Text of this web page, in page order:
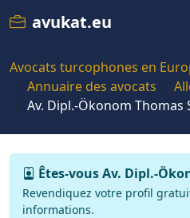
avukat.eu
Avocats turcophones en
Annuaire des avocats
Av. Dipl.-Ökonom Thomas
Êtes-vous Av. Dipl.-
Revendiquez votre profil
informations.